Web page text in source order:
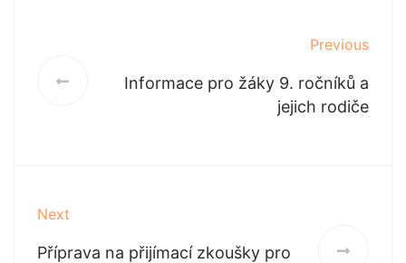
Previous
Informace pro žáky 9. ročníků a
jejich rodiče
Next
Příprava na přijímací zkoušky pro